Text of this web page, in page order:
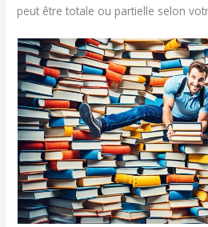
peut être totale ou partielle selon